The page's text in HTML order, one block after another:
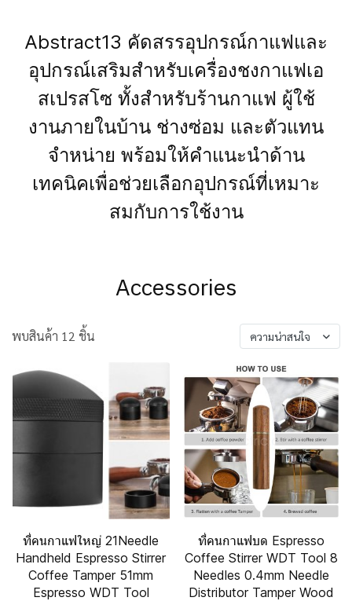
Abstract13 คัดสรรอุปกรณ์กาแฟและ
อุปกรณ์เสริมสำหรับเครื่องชงกาแฟเอ
สเปรสโซ ทั้งสำหรับร้านกาแฟ ผู้ใช้
งานภายในบ้าน ช่างซ่อม และตัวแทน
จำหน่าย พร้อมให้คำแนะนำด้าน
เทคนิคเพื่อช่วยเลือกอุปกรณ์ที่เหมาะ
สมกับการใช้งาน
Accessories
พบสินค้า 12 ชิ้น ความน่าสนใจ
ที่คนกาแฟใหญ่ 21Needle
Handheld Espresso Stirrer
Coffee Tamper 51mm
Espresso WDT Tool
ที่คนกาแฟบด Espresso
Coffee Stirrer WDT Tool 8
Needles 0.4mm Needle
Distributor Tamper Wood